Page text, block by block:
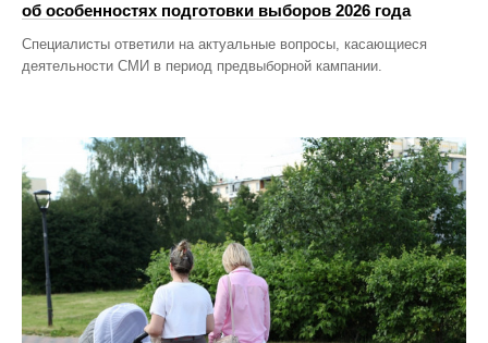
об особенностях подготовки выборов 2026 года
Специалисты ответили на актуальные вопросы, касающиеся
деятельности СМИ в период предвыборной кампании.